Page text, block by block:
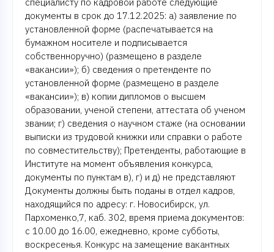
специалисту по кадровой работе следующие
документы в срок до 17.12.2025: а) заявление по
установленной форме (распечатывается на
бумажном носителе и подписывается
собственноручно) (размещено в разделе
«вакансии»); б) сведения о претенденте по
установленной форме (размещено в разделе
«вакансии»); в) копии дипломов о высшем
образовании, ученой степени, аттестата об ученом
звании; г) сведения о научном стаже (на основании
выписки из трудовой книжки или справки о работе
по совместительству); Претенденты, работающие в
Институте на момент объявления конкурса,
документы по пунктам в), г) и д) не представляют
Документы должны быть поданы в отдел кадров,
находящийся по адресу: г. Новосибирск, ул.
Пархоменко,7, каб. 302, время приема документов:
с 10.00 до 16.00, ежедневно, кроме субботы,
воскресенья. Конкурс на замещение вакантных